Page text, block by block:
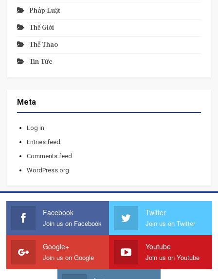
Pháp Luật
Thế Giới
Thể Thao
Tin Tức
Meta
Log in
Entries feed
Comments feed
WordPress.org
Facebook
Join us on Facebook
Twitter
Join us on Twitter
Google+
Join us on Google
Youtube
Join us on Youtube